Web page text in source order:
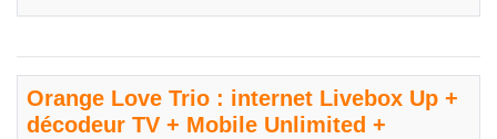
Orange Love Trio : internet Livebox Up +
décodeur TV + Mobile Unlimited +